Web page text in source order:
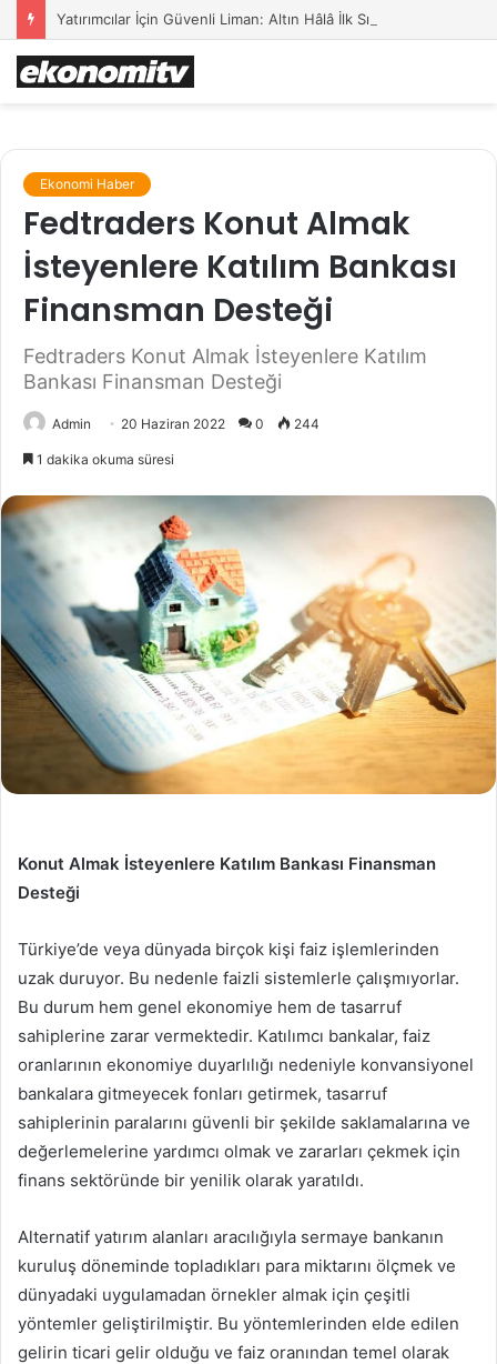
Yatırımcılar İçin Güvenli Liman: Altın Hâlâ İlk Sırada mı?
Ekonomi Haber
Fedtraders Konut Almak
İsteyenlere Katılım Bankası
Finansman Desteği
Fedtraders Konut Almak İsteyenlere Katılım
Bankası Finansman Desteği
Admin 20 Haziran 2022 0 244
1 dakika okuma süresi
Konut Almak İsteyenlere Katılım Bankası Finansman
Desteği
Türkiye’de veya dünyada birçok kişi faiz işlemlerinden
uzak duruyor. Bu nedenle faizli sistemlerle çalışmıyorlar.
Bu durum hem genel ekonomiye hem de tasarruf
sahiplerine zarar vermektedir. Katılımcı bankalar, faiz
oranlarının ekonomiye duyarlılığı nedeniyle konvansiyonel
bankalara gitmeyecek fonları getirmek, tasarruf
sahiplerinin paralarını güvenli bir şekilde saklamalarına ve
değerlemelerine yardımcı olmak ve zararları çekmek için
finans sektöründe bir yenilik olarak yaratıldı.
Alternatif yatırım alanları aracılığıyla sermaye bankanın
kuruluş döneminde topladıkları para miktarını ölçmek ve
dünyadaki uygulamadan örnekler almak için çeşitli
yöntemler geliştirilmiştir. Bu yöntemlerinden elde edilen
gelirin ticari gelir olduğu ve faiz oranından temel olarak